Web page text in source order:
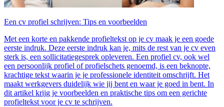
Een cv profiel schrijven: Tips en voorbeelden
Met een korte en pakkende profieltekst op je cv maak je een goede
eerste indruk. Deze eerste indruk kan je, mits de rest van je cv even
sterk is, een sollicitatiegesprek opleveren. Een profiel cv, ook wel
een persoonlijk profiel of profielschets genoemd, is een beknopte,
krachtige tekst waarin je je professionele identiteit omschrijft. Het
maakt werkgevers duidelijk wie jij bent en waar je goed in bent. In
dit artikel krijg je voorbeelden en praktische tips om een gerichte
profieltekst voor je cv te schrijven.